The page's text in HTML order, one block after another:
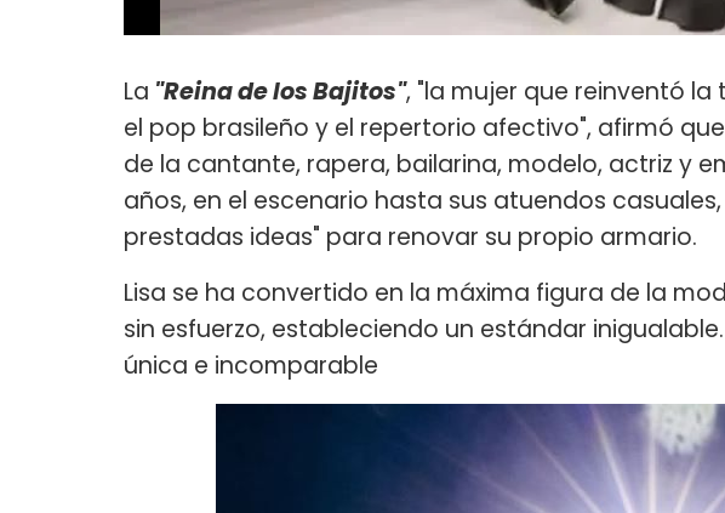
La "Reina de los Bajitos", "la mujer que reinventó la
el pop brasileño y el repertorio afectivo", afirmó
de la cantante, rapera, bailarina, modelo, actriz y
años, en el escenario hasta sus atuendos
prestadas ideas" para renovar su propio armario.
Lisa se ha convertido en la máxima figura de la
sin esfuerzo, estableciendo un estándar
única e incomparable